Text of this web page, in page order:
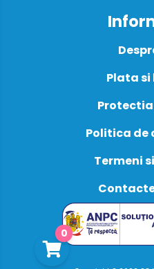
0
Plata
Politica de
Termeni